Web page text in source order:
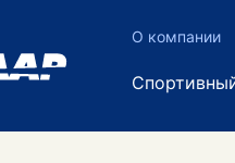
О компании